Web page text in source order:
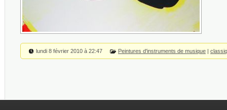
lundi 8 février 2010 à 22:47 Peintures d'instruments de musique |